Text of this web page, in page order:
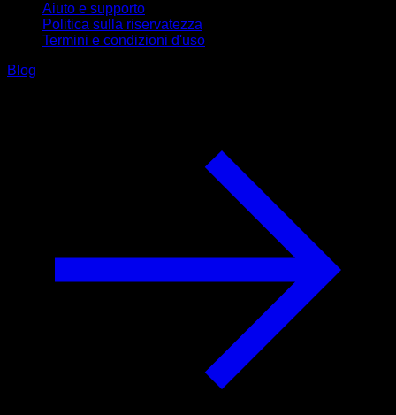
Aiuto e supporto
Politica sulla riservatezza
Termini e condizioni d'uso
Blog